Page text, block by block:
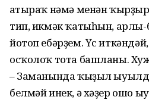
Ҡатыраҡ нәмә менән
тип, икмәк ҡатыһын, арлы-
йотоп ебәрҙем. Үс
осҡолоҡ тота башланы.
– Заманында ҡыҙыл
белмәй инек, ә хәҙер ошо